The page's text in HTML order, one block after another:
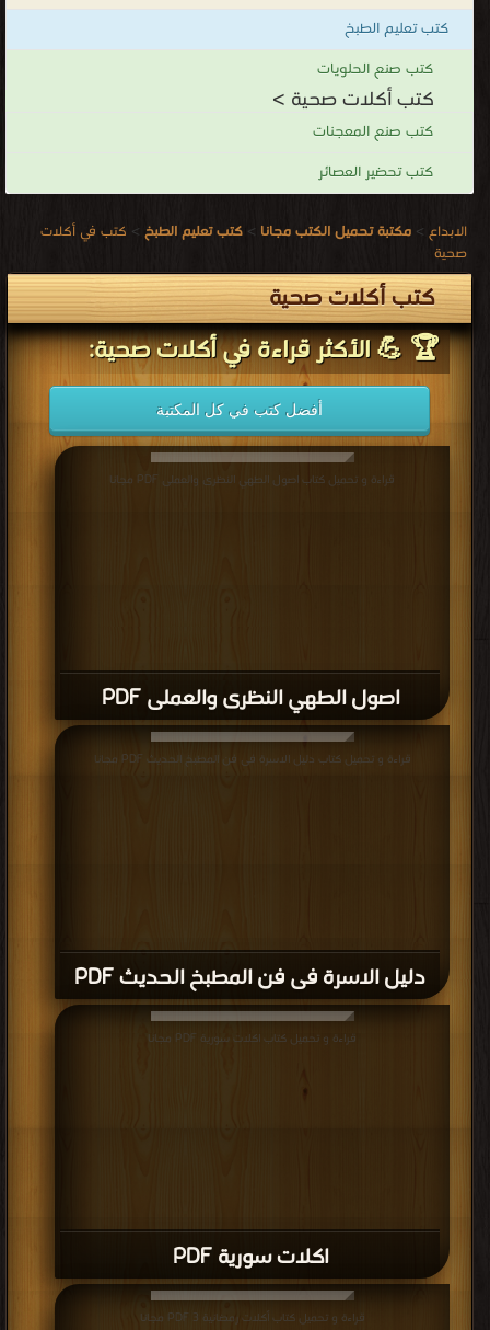
الجسم
يومياً
للقيلم بأعماله وأنشطته اليوميّة، ولا تنحصر هذه الأكلات على أنواع قليلة
وإنّما تمتدّ لأنواع كثيرة.
كتب أكلات صحية
كتب تعليم الطبخ
كتب صنع الحلويات
كتب أكلات صحية >
كتب صنع المعجنات
كتب تحضير العصائر
الابداع > مكتبة تحميل الكتب مجانا > كتب تعليم الطبخ > كتب في أكلات
صحية
كتب أكلات صحية
🏆 💪 الأكثر قراءة في أكلات صحية:
أفضل كتب في كل المكتبة
اصول الطهي النظرى والعملى PDF
قراءة و تحميل كتاب اصول الطهي النظرى والعملى PDF مجانا
دليل الاسرة فى فن المطبخ الحديث PDF
قراءة و تحميل كتاب دليل الاسرة فى فن المطبخ الحديث PDF مجانا
اكلات سورية PDF
قراءة و تحميل كتاب اكلات سورية PDF مجانا
قراءة و تحميل كتاب أكلات رمضانية 3 PDF مجانا